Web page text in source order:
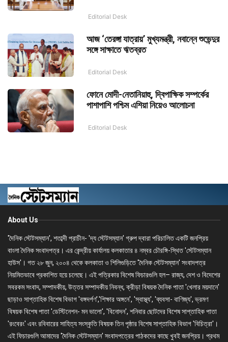
Editorial Desk
আজ ‘তেরঙ্গা যাত্রায়’ মুখ্যমন্ত্রী, নবান্নে শুভেন্দুর
সঙ্গে সাক্ষাতে ঋতব্রত
Editorial Desk
ফোনে মোদী-নেতানিয়াহু, দ্বিপাক্ষিক সম্পর্কের
পাশাপাশি পশ্চিম এশিয়া নিয়েও আলোচনা
Editorial Desk
About Us
'দৈনিক স্টেটসম্যান', শতাব্দী প্রাচীন- 'দ্য স্টেটসম্যান' গ্রুপ দ্বারা পরিচালিত একটি জনপ্রিয়
বাংলা দৈনিক সংবাদপত্র। এর কেন্দ্রীয় কার্যালয় কলকাতার ৪ নম্বর চৌরঙ্গি-স্থিত 'স্টেটসম্যান
হাউস'। গত ২৮ জুন, ২০০৪ থেকে কলকাতা ও শিলিগুড়িতে 'দৈনিক স্টেটসম্যান' সংবাদপত্র
নিয়মিতভাবে প্রকাশিত হয়ে চলেছে। এই পত্রিকার বিশেষ ফিচারগুলি হল– রাজ্য, দেশ ও বিদেশের
সবরকম সংবাদ, সম্পাদকীয়, উত্তর সম্পাদকীয় নিবন্ধ, ক্রীড়া বিষয়ক দৈনিক পাতা 'খেলার ময়দানে'
ছাড়াও সাপ্তাহিক বিশেষ বিভাগ 'বঙ্গদর্পণ','শিক্ষার অঙ্গনে', 'স্বাস্থ্য', 'ব্যবসা- বাণিজ্য', ভ্রমণ
বিষয়ক বিশেষ পাতা 'ডেস্টিনেশন- মন ভালো', 'বিনোদন', শনিবার ছোটদের বিশেষ সাপ্তাহিক পাতা
'রংবেরং' এবং রবিবারের সাহিত্য সংস্কৃতি বিষয়ক তিন পৃষ্ঠার বিশেষ সাপ্তাহিক বিভাগ 'বিচিত্রা'।
এই ফিচারগুলি আমাদের 'দৈনিক স্টেটসম্যান' সংবাদপত্রের পাঠকদের কাছে খুবই জনপ্রিয়। প্রথম